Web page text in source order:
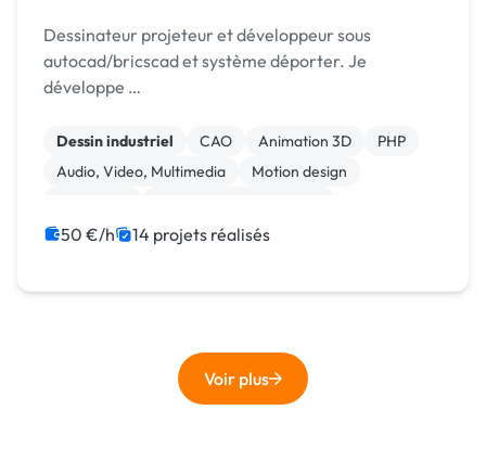
Dessinateur projeteur et développeur sous
autocad/bricscad et système déporter. Je
développe …
Dessin industriel CAO Animation 3D
PHP
Audio, Video, Multimedia
Motion design
Gestion site web
50 €/h 14 projets réalisés
Voir plus